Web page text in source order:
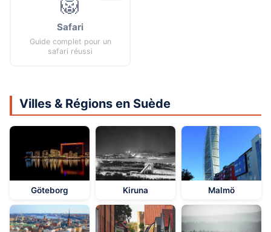
🦁
Safari
Guide complet pour un
safari réussi
Villes & Régions en Suède
Göteborg Kiruna Malmö